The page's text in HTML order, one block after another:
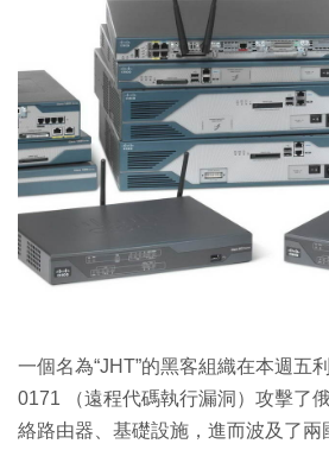
生成式AI與雲端應用
Enterprise Digital Transformation
特集
一個名為“JHT”的黑客組織在本週五
0171 （遠程代碼執行漏洞）攻擊了
絡路由器、基礎設施，進而波及了兩